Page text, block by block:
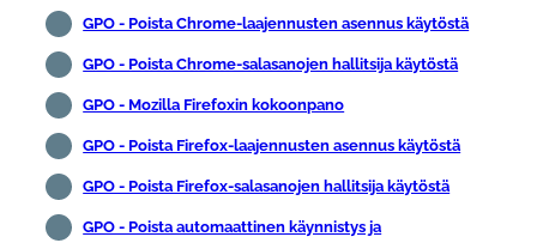
GPO - Poista Chrome-laajennusten asennus käytöstä
GPO - Poista Chrome-salasanojen hallitsija käytöstä
GPO - Mozilla Firefoxin kokoonpano
GPO - Poista Firefox-laajennusten asennus käytöstä
GPO - Poista Firefox-salasanojen hallitsija käytöstä
GPO - Poista automaattinen käynnistys ja